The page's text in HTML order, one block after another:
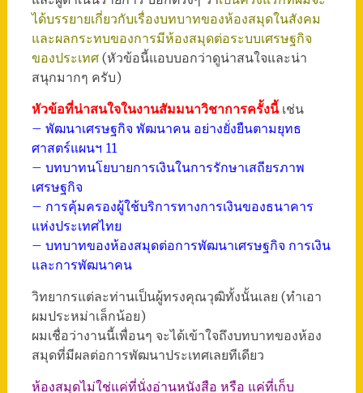
ได้บรรยายเกี่ยวกับเรื่องบทบาทของห้องสมุดในสังคม
และผลกระทบของการมีห้องสมุดต่อระบบเศรษฐกิจ
ของประเทศ(หัวข้อนี้แอบบอกว่าดูน่าสนใจและน่า
สนุกมากๆ ครับ)
หัวข้อที่น่าสนใจในงานสัมมนาวิชาการครั้งนี้เช่น
– พัฒนาเศรษฐกิจ พัฒนาคน อย่างยั่งยืนตามยุทธ
ศาสตร์แผนฯ 11
– บทบาทนโยบายการเงินในการรักษาเสถียรภาพ
เศรษฐกิจ
– การคุ้มครองผู้ใช้บริการทางการเงินของธนาคาร
แห่งประเทศไทย
– บทบาทของห้องสมุดต่อการพัฒนาเศรษฐกิจ การเงิน
และการพัฒนาคน
วิทยากรแต่ละท่านเป็นผู้ทรงคุณวุฒิทั้งนั้นเลย (ทำเอา
ผมประหม่าเล็กน้อย)
ผมเชื่อว่างานนี้เพื่อนๆ จะได้เข้าใจถึงบทบาทของห้อง
สมุดที่มีผลต่อการพัฒนาประเทศเลยทีเดียว
ห้องสมุดไม่ใช่แค่ที่นั่งอ่านหนังสือ หรือ แค่ที่เก็บ